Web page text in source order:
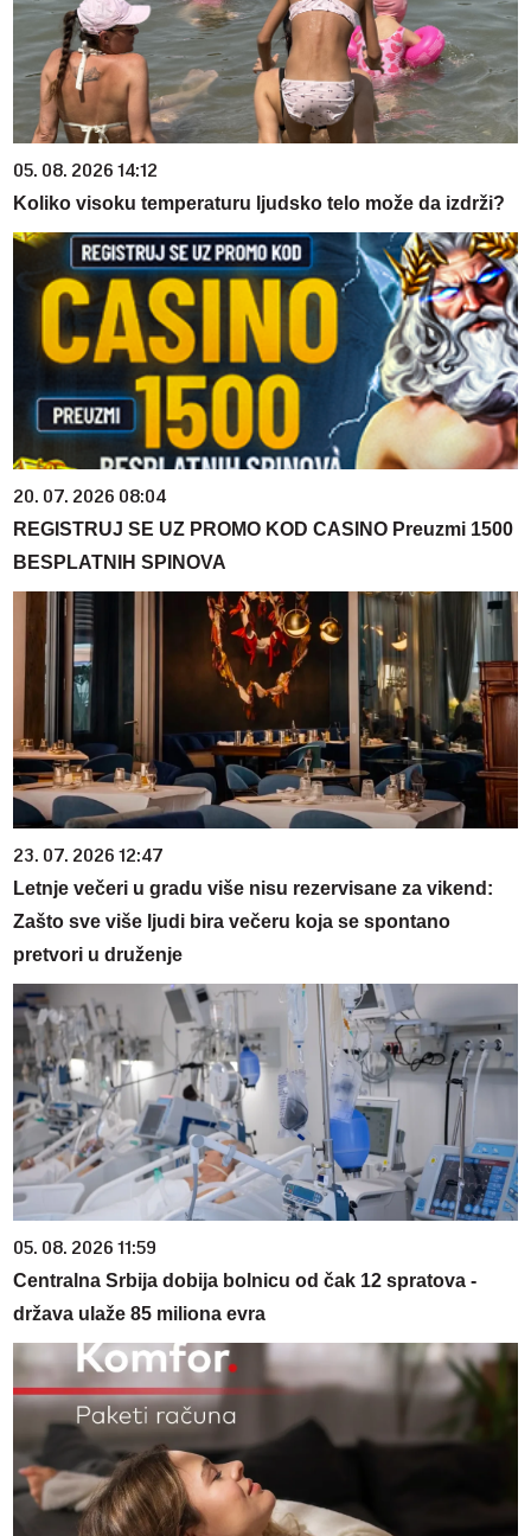
05. 08. 2026 14:12
Koliko visoku temperaturu ljudsko telo može da izdrži?
20. 07. 2026 08:04
REGISTRUJ SE UZ PROMO KOD CASINO Preuzmi 1500
BESPLATNIH SPINOVA
23. 07. 2026 12:47
Letnje večeri u gradu više nisu rezervisane za vikend:
Zašto sve više ljudi bira večeru koja se spontano
pretvori u druženje
05. 08. 2026 11:59
Centralna Srbija dobija bolnicu od čak 12 spratova -
država ulaže 85 miliona evra